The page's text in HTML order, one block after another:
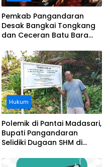
Pemkab Pangandaran
Desak Bangkai Tongkang
dan Ceceran Batu Bara
Buruknya Koordinasi
Perusahaan
Hukum
Polemik di Pantai Madasari,
Bupati Pangandaran
Selidiki Dugaan SHM di
Pantai